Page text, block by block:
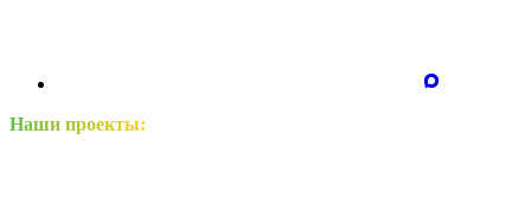
Наши проекты: